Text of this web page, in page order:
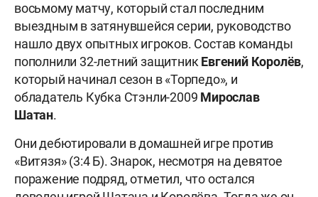
восьмому матчу, который стал последним
выездным в затянувшейся серии, руководство
нашло двух опытных игроков. Состав команды
пополнили 32-летний защитникЕвгений Королёв,
который начинал сезон в «Торпедо», и
обладатель Кубка Стэнли-2009 Мирослав
Шатан.
Они дебютировали в домашней игре против
«Витязя» (3:4 Б). Знарок, несмотря на девятое
поражение подряд, отметил, что остался